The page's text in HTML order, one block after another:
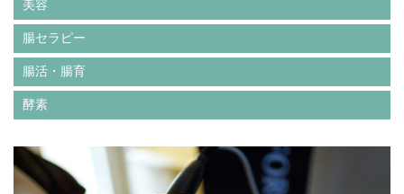
美容
腸セラピー
腸活・腸育
酵素